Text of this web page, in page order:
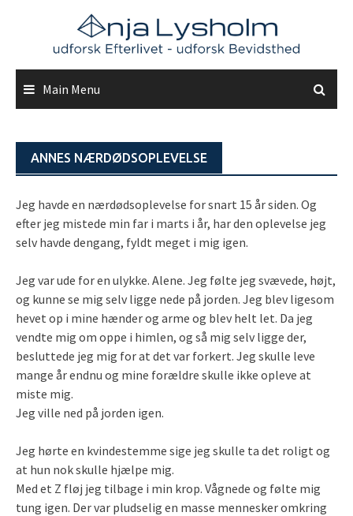
Main Menu
ANNES NÆRDØDSOPLEVELSE
Jeg havde en nærdødsoplevelse for snart 15 år siden. Og
efter jeg mistede min far i marts i år, har den oplevelse jeg
selv havde dengang, fyldt meget i mig igen.
Jeg var ude for en ulykke. Alene. Jeg følte jeg svævede, højt,
og kunne se mig selv ligge nede på jorden. Jeg blev ligesom
hevet op i mine hænder og arme og blev helt let. Da jeg
vendte mig om oppe i himlen, og så mig selv ligge der,
besluttede jeg mig for at det var forkert. Jeg skulle leve
mange år endnu og mine forældre skulle ikke opleve at
miste mig.
Jeg ville ned på jorden igen.
Jeg hørte en kvindestemme sige jeg skulle ta det roligt og
at hun nok skulle hjælpe mig.
Med et Z fløj jeg tilbage i min krop. Vågnede og følte mig
tung igen. Der var pludselig en masse mennesker omkring